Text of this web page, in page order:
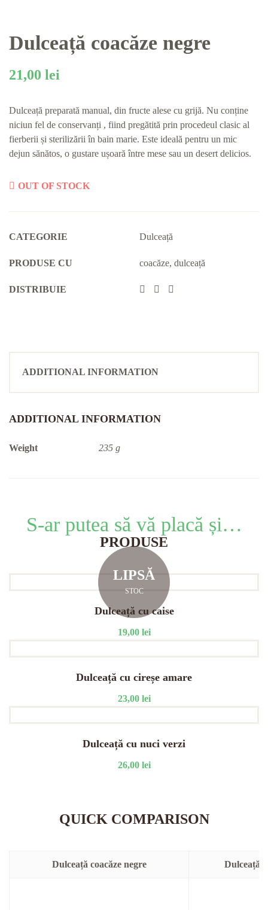
Dulceață coacăze negre
21,00 lei
Dulceață preparată manual, din fructe alese cu grijă. Nu conține
niciun fel de conservanți , fiind pregătită prin procedeul clasic al
fierberii și sterilizării în bain marie. Este ideală pentru un mic
dejun sănătos, o gustare ușoară între mese sau un desert delicios.
OUT OF STOCK
CATEGORIE Dulceață
PRODUSE CU coacăze, dulceață
DISTRIBUIE
ADDITIONAL INFORMATION
ADDITIONAL INFORMATION
Weight 235 g
S-ar putea să vă placă și…
PRODUSE
LIPSĂ
STOC
Dulceață cu caise
19,00 lei
Dulceață cu cireșe amare
23,00 lei
Dulceață cu nuci verzi
26,00 lei
QUICK COMPARISON
Dulceață coacăze negre Dulceață